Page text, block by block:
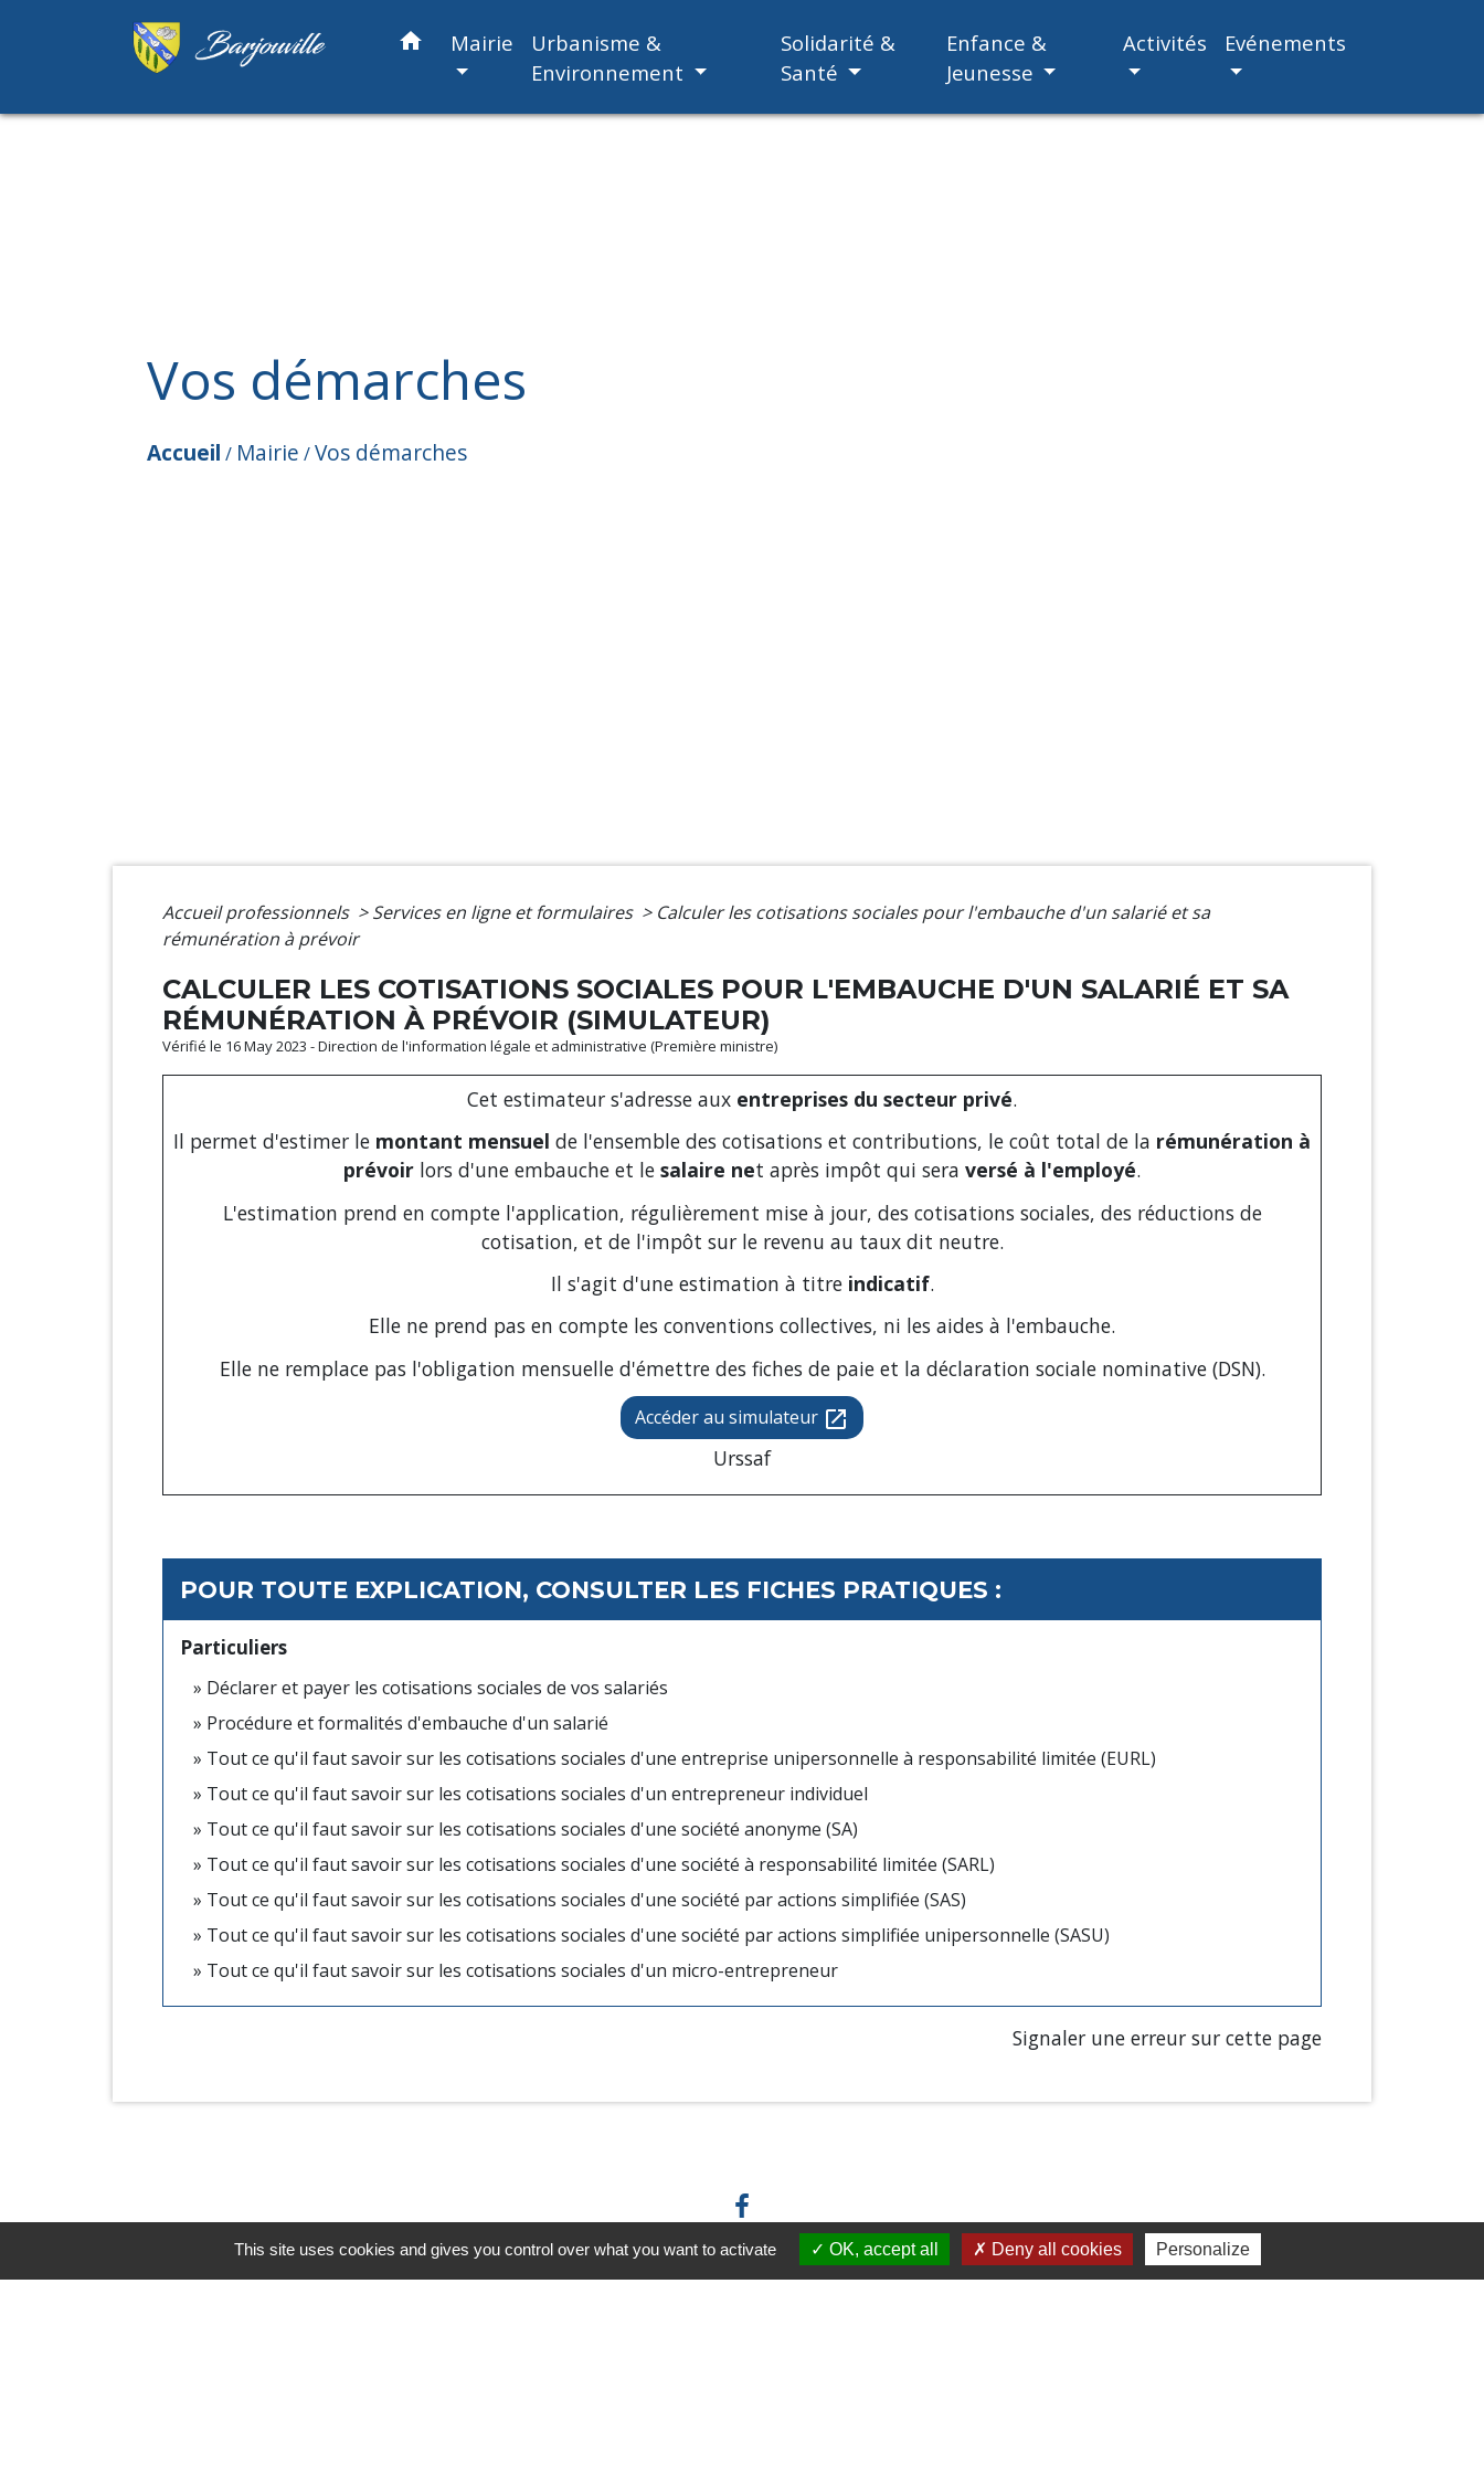
home Mairie
Urbanisme &
Environnement
Solidarité &
Santé
Enfance &
Jeunesse
Activités Evénements
Vos démarches
Accueil / Mairie /Vos démarches
Accueil professionnels > Services en ligne et formulaires > Calculer les cotisations sociales pour l'embauche d'un salarié et sa
rémunération à prévoir
CALCULER LES COTISATIONS SOCIALES POUR L'EMBAUCHE D'UN SALARIÉ ET SA
RÉMUNÉRATION À PRÉVOIR (SIMULATEUR)
Vérifié le 16 May 2023 - Direction de l'information légale et administrative (Première ministre)
Cet estimateur s'adresse aux entreprises du secteur privé.
Il permet d'estimer le montant mensuel de l'ensemble des cotisations et contributions, le coût total de la rémunération à
prévoir lors d'une embauche et le salaire net après impôt qui sera versé à l'employé.
L'estimation prend en compte l'application, régulièrement mise à jour, des cotisations sociales, des réductions de
cotisation, et de l'impôt sur le revenu au taux dit neutre.
Il s'agit d'une estimation à titre indicatif.
Elle ne prend pas en compte les conventions collectives, ni les aides à l'embauche.
Elle ne remplace pas l'obligation mensuelle d'émettre des fiches de paie et la déclaration sociale nominative (DSN).
Accéder au simulateur open_in_new
Urssaf
POUR TOUTE EXPLICATION, CONSULTER LES FICHES PRATIQUES :
Particuliers
Déclarer et payer les cotisations sociales de vos salariés
Procédure et formalités d'embauche d'un salarié
Tout ce qu'il faut savoir sur les cotisations sociales d'une entreprise unipersonnelle à responsabilité limitée (EURL)
Tout ce qu'il faut savoir sur les cotisations sociales d'un entrepreneur individuel
Tout ce qu'il faut savoir sur les cotisations sociales d'une société anonyme (SA)
Tout ce qu'il faut savoir sur les cotisations sociales d'une société à responsabilité limitée (SARL)
Tout ce qu'il faut savoir sur les cotisations sociales d'une société par actions simplifiée (SAS)
Tout ce qu'il faut savoir sur les cotisations sociales d'une société par actions simplifiée unipersonnelle (SASU)
Tout ce qu'il faut savoir sur les cotisations sociales d'un micro-entrepreneur
Signaler une erreur sur cette page
Horaires/Contacts Liens
This site uses cookies and gives you control over what you want to activate OK, accept all Deny all cookies Personalize